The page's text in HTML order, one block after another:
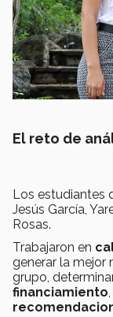
El reto de
Los estudiantes
Jesús García,
Rosas.
Trabajaron en
generar la mejor
grupo,
financiamiento